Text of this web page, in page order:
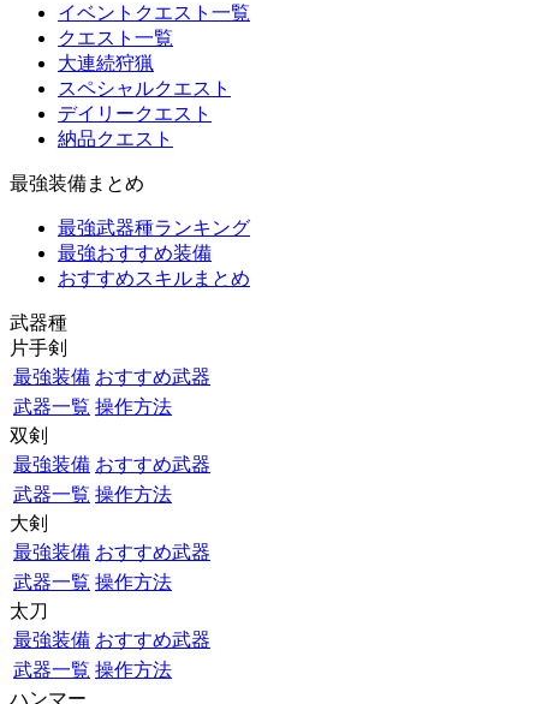
イベントクエスト一覧
クエスト一覧
大連続狩猟
スペシャルクエスト
デイリークエスト
納品クエスト
最強装備まとめ
最強武器種ランキング
最強おすすめ装備
おすすめスキルまとめ
武器種
片手剣
最強装備 おすすめ武器
武器一覧 操作方法
双剣
最強装備 おすすめ武器
武器一覧 操作方法
大剣
最強装備 おすすめ武器
武器一覧 操作方法
太刀
最強装備 おすすめ武器
武器一覧 操作方法
ハンマー